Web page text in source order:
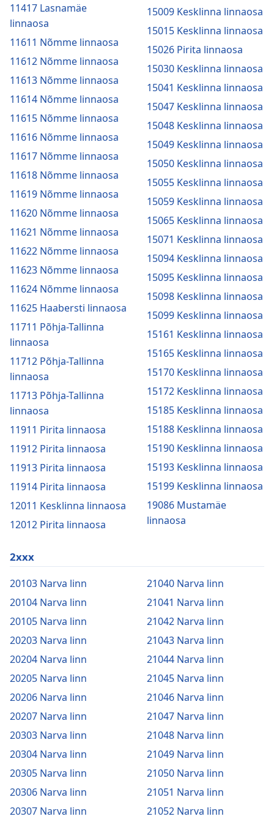
11417 Lasnamäe
linnaosa
11611 Nõmme linnaosa
11612 Nõmme linnaosa
11613 Nõmme linnaosa
11614 Nõmme linnaosa
11615 Nõmme linnaosa
11616 Nõmme linnaosa
11617 Nõmme linnaosa
11618 Nõmme linnaosa
11619 Nõmme linnaosa
11620 Nõmme linnaosa
11621 Nõmme linnaosa
11622 Nõmme linnaosa
11623 Nõmme linnaosa
11624 Nõmme linnaosa
11625 Haabersti linnaosa
11711 Põhja-Tallinna
linnaosa
11712 Põhja-Tallinna
linnaosa
11713 Põhja-Tallinna
linnaosa
11911 Pirita linnaosa
11912 Pirita linnaosa
11913 Pirita linnaosa
11914 Pirita linnaosa
12011 Kesklinna linnaosa
12012 Pirita linnaosa
15009 Kesklinna linnaosa
15015 Kesklinna linnaosa
15026 Pirita linnaosa
15030 Kesklinna linnaosa
15041 Kesklinna linnaosa
15047 Kesklinna linnaosa
15048 Kesklinna linnaosa
15049 Kesklinna linnaosa
15050 Kesklinna linnaosa
15055 Kesklinna linnaosa
15059 Kesklinna linnaosa
15065 Kesklinna linnaosa
15071 Kesklinna linnaosa
15094 Kesklinna linnaosa
15095 Kesklinna linnaosa
15098 Kesklinna linnaosa
15099 Kesklinna linnaosa
15161 Kesklinna linnaosa
15165 Kesklinna linnaosa
15170 Kesklinna linnaosa
15172 Kesklinna linnaosa
15185 Kesklinna linnaosa
15188 Kesklinna linnaosa
15190 Kesklinna linnaosa
15193 Kesklinna linnaosa
15199 Kesklinna linnaosa
19086 Mustamäe
linnaosa
2xxx
20103 Narva linn
20104 Narva linn
20105 Narva linn
20203 Narva linn
20204 Narva linn
20205 Narva linn
20206 Narva linn
20207 Narva linn
20303 Narva linn
20304 Narva linn
20305 Narva linn
20306 Narva linn
20307 Narva linn
21040 Narva linn
21041 Narva linn
21042 Narva linn
21043 Narva linn
21044 Narva linn
21045 Narva linn
21046 Narva linn
21047 Narva linn
21048 Narva linn
21049 Narva linn
21050 Narva linn
21051 Narva linn
21052 Narva linn